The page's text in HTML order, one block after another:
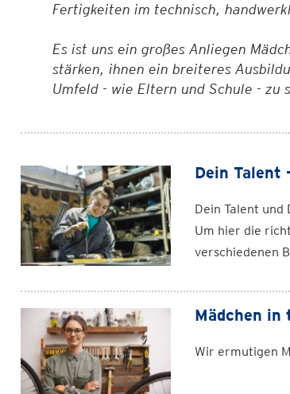
Fertigkeiten im technisch,
Es ist uns ein großes Anliegen
stärken, ihnen ein breiteres
Umfeld - wie Eltern und Schule - zu
Dein Talent
Dein Talent
Um hier die
verschiedenen
Mädchen in
Wir ermutigen